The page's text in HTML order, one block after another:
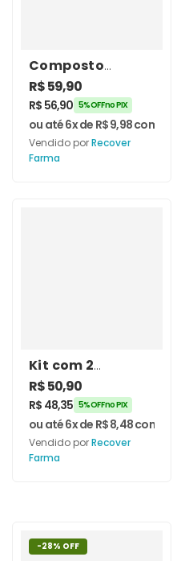
Composto
Precursor de
Testosterona 120
Cápsulas –
Recover Farma
R$59,90
R$ 56,90 5% OFF no PIX
ou até 6x de R$9,98com juros
Vendido porRecover
Farma
Kit com 2
unidades de
Marapuama
200mg 60
Cápsulas –
Recover Farma
R$50,90
R$ 48,35 5% OFF no PIX
ou até 6x de R$8,48com juros
Vendido porRecover
Farma
-28% OFF